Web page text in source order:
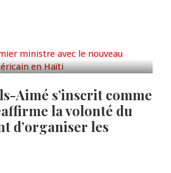
premier ministre
chargé d’affaires
Aimé s’inscrit comme
la volonté du
d’organiser les